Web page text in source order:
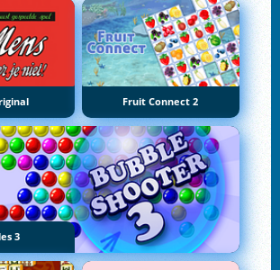
Fruit Connect 2
3